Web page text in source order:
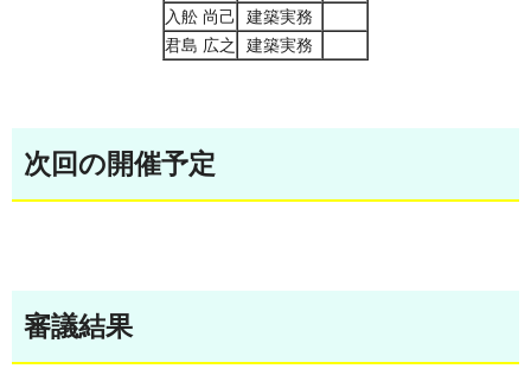
入舩 尚己
建築実務
君島 広之
建築実務
次回の開催予定
審議結果